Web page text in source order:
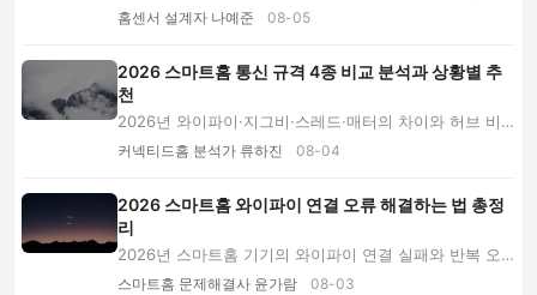
구조, 가격과 유지비, 자동 차단 밸브 조건을...
홈센서 설계자 나예준 08-05
2026 스마트홈 통신 규격 4종 비교 분석과 상황별 추
천
2026년 와이파이·지그비·스레드·매터의 차이와 허브 비
용, 장단점, 호환성 점검법을 비교합니다. 원룸·...
커넥티드홈 분석가 류하진 08-04
2026 스마트홈 와이파이 연결 오류 해결하는 법 총정
리
2026년 스마트홈 기기의 와이파이 연결 실패와 반복 오
프라인 원인을 진단합니다. 2.4GHz, WPA3, 앱 권...
스마트홈 문제해결사 윤가람 08-03